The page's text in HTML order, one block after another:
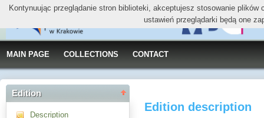
MAIN PAGE COLLECTIONS CONTACT
Edition
Description
Edition description
Kontynuując przeglądanie stron biblioteki, akceptujesz stosowanie
ustawień przeglądarki będą one